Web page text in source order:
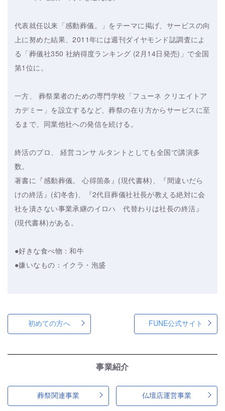
初めての方へ FUNE公式サイト
代表就任以来「感動葬儀。」をテーマに掲げ、サービスの向
上に努めた結果、2011年には週刊ダイヤモンド誌調査によ
る「葬儀社350 社納得度ランキング (2月14日発売)」で全国
第1位に。
一方、 葬祭業者のための専門学校「フューネ クリエイトア
カデミー」を設立するなど、葬祭の在り方からサービスに至
るまで、同業他社への発信を続ける。
終活のプロ、 経営コンサ ルタントとしても全国で講演多
数。
著書に『感動葬儀。 心得箇条』(現代書林)、『間違いだら
けの終活』(幻冬舎)、『2代目葬儀社社長が教える絶対に会
社を潰さない事業承継のイロハ 代替わりは社長の終活』
(現代書林)がある。
●好きな食べ物：和牛
●嫌いなもの：イクラ・泡盛
事業紹介
葬祭関連事業 仏壇店運営事業